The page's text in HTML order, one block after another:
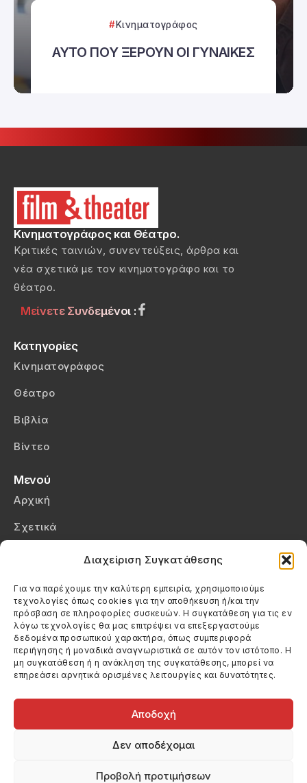
Διαχείριση Συγκατάθεσης
Για να παρέχουμε την καλύτερη εμπειρία, χρησιμοποιούμε
τεχνολογίες όπως cookies για την αποθήκευση ή/και την
πρόσβαση σε πληροφορίες συσκευών. Η συγκατάθεση για τις εν
λόγω τεχνολογίες θα μας επιτρέψει να επεξεργαστούμε
δεδομένα προσωπικού χαρακτήρα, όπως συμπεριφορά
περιήγησης ή μοναδικά αναγνωριστικά σε αυτόν τον ιστότοπο. Η
μη συγκατάθεση ή η ανάκληση της συγκατάθεσης, μπορεί να
επηρεάσει αρνητικά ορισμένες λειτουργίες και δυνατότητες.
Αποδοχή
Δεν αποδέχομαι
Προβολή προτιμήσεων
Κινηματογράφος
ΑΥΤΟ ΠΟΥ ΞΕΡΟΥΝ ΟΙ ΓΥΝΑΙΚΕΣ
Κινηματογράφος και Θέατρο.
Κριτικές ταινιών, συνεντεύξεις, άρθρα και
νέα σχετικά με τον κινηματογράφο και το
θέατρο.
Μείνετε Συνδεμένοι :
Κατηγορίες
Κινηματογράφος
Θέατρο
Βιβλία
Βίντεο
Μενού
Αρχική
Σχετικά
Πολιτική Cookies (ΕΕ)
Στοιχεία Επικοινωνίας
Καλεσέ μας
(+30) 6974123481
Στείλε μας email
info@filmandtheater.gr
Copyright 2026 Filmandtheater / All rights reserved